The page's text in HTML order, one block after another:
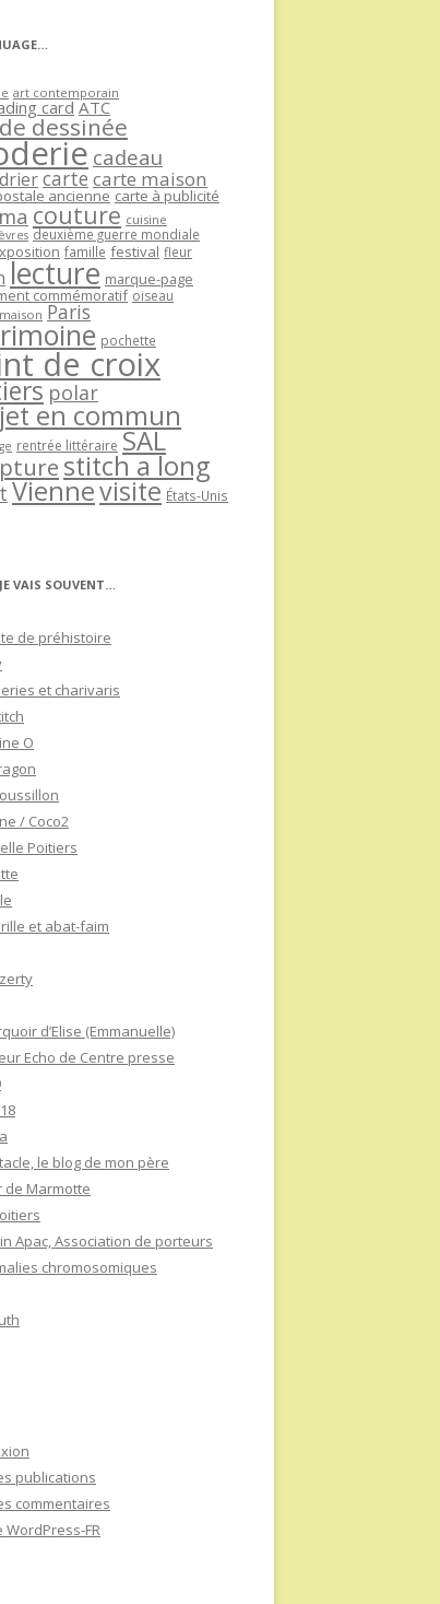
art contemporain
card ATC
dessinée
cadeau
cartecarte maison
ancienne carte à publicité
couture cuisine
deuxième guerre mondiale
famille festival fleur
lecture marque-page
commémoratif oiseau
Paris
pochette
de croix
polar
en commun
rentrée littéraire SAL
stitch a long
Viennevisite États-Unis
VAIS SOUVENT…
de préhistoire
et charivaris
O
/ Coco2
Poitiers
et abat-faim
d’Elise (Emmanuelle)
Echo de Centre presse
le blog de mon père
de Marmotte
Apac, Association de porteurs
chromosomiques
publications
commentaires
WordPress-FR